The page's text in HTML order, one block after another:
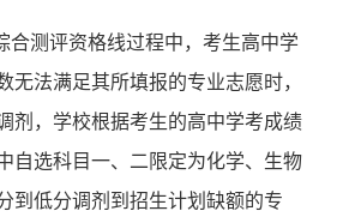
合测评资格线过程中，考生高中学
无法满足其所填报的专业志愿时，
剂，学校根据考生的高中学考成绩
自选科目一、二限定为化学、 生物
到低分调剂到招生计划缺额的专